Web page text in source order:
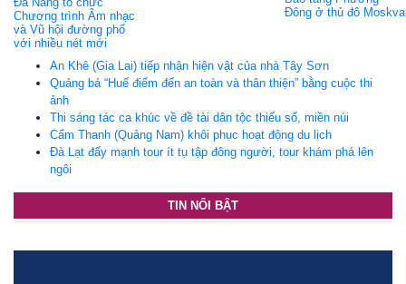
Chương trình Âm nhạc
và Vũ hội đường phố
với nhiều nét mới
Đông ở thủ đô Moskva
An Khê (Gia Lai) tiếp nhận hiện vật của nhà Tây Sơn
Quảng bá “Huế điểm đến an toàn và thân thiện” bằng cuộc thi
ảnh
Thi sáng tác ca khúc về đề tài dân tộc thiểu số, miền núi
Cẩm Thanh (Quảng Nam) khôi phục hoạt động du lịch
Đà Lạt đẩy mạnh tour ít tụ tập đông người, tour khám phá lên
ngôi
TIN NỔI BẬT